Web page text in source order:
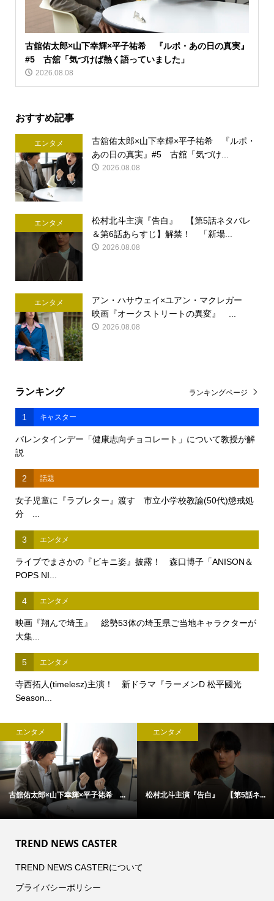
古舘佑太郎×山下幸輝×平子祐希 『ルポ・あの日の真実』
#5 古舘「気づけば熱く語っていました」
2026.08.08
おすすめ記事
エンタメ
古舘佑太郎×山下幸輝×平子祐希 『ルポ・
あの日の真実』#5 古舘「気づけ...
2026.08.08
エンタメ
松村北斗主演『告白』 【第5話ネタバレ
＆第6話あらすじ】解禁！ 「新場...
2026.08.08
エンタメ
アン・ハサウェイ×ユアン・マクレガー
映画『オークストリートの異変』 ...
2026.08.08
ランキング
1 キャスター
バレンタインデー「健康志向チョコレート」について教授が解
説
2 話題
女子児童に『ラブレター』渡す 市立小学校教諭(50代)懲戒処
分 ...
3 エンタメ
ライブでまさかの『ビキニ姿』披露！ 森口博子「ANISON＆
POPS NI...
4 エンタメ
映画『翔んで埼玉』 総勢53体の埼玉県ご当地キャラクターが
大集...
5 エンタメ
寺西拓人(timelesz)主演！ 新ドラマ『ラーメンD 松平國光
Season...
ランキングページ
エンタメ
古舘佑太郎×山下幸輝×平子祐希 ...
エンタメ
松村北斗主演『告白』 【第5話ネ...
TREND NEWS CASTER
TREND NEWS CASTERについて
プライバシーポリシー